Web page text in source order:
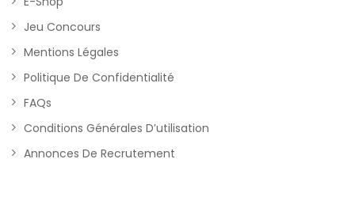
Jeu Concours
Mentions Légales
Politique De Confidentialité
FAQs
Conditions Générales D’utilisation
Annonces De Recrutement